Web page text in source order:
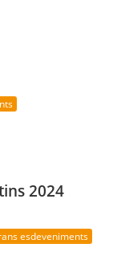
2024
esdeveniments